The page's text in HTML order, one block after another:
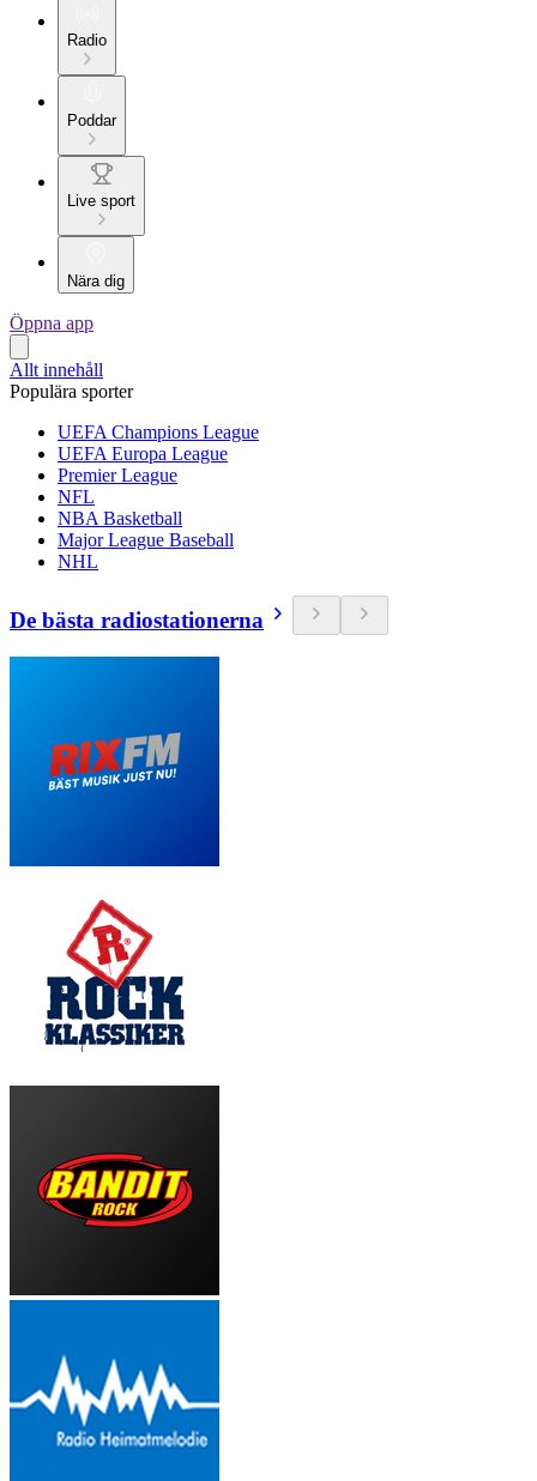
Radio
Poddar
Live sport
Nära dig
Öppna app
Allt innehåll
Populära sporter
UEFA Champions League
UEFA Europa League
Premier League
NFL
NBA Basketball
Major League Baseball
NHL
De bästa radiostationerna